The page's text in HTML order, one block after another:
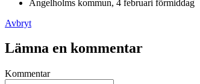
Ängelholms kommun, 4 februari förmiddag
Avbryt
Lämna en kommentar
Kommentar